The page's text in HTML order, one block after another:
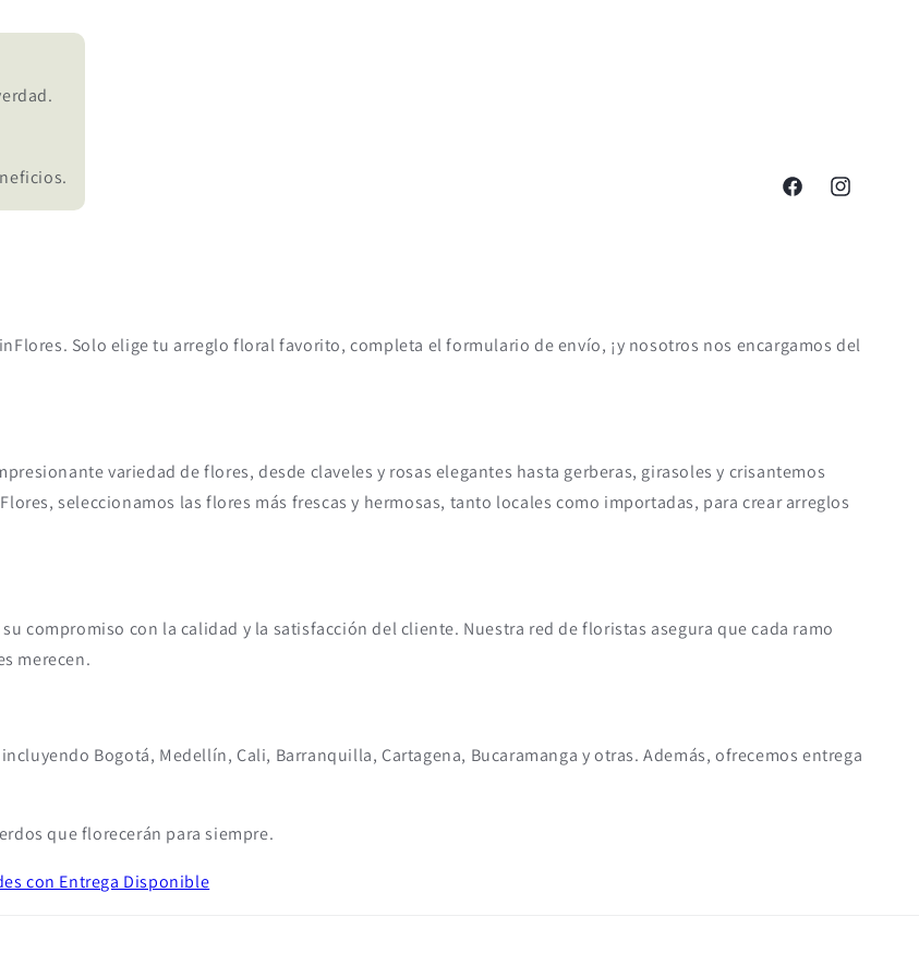
FacebookInstagram
Solo elige tu arreglo floral favorito, completa el formulario de envío, ¡y nosotros nos encargamos del
variedad de flores, desde claveles y rosas elegantes hasta gerberas, girasoles y crisantemos
seleccionamos las flores más frescas y hermosas, tanto locales como importadas, para crear arreglos
compromiso con la calidad y la satisfacción del cliente. Nuestra red de floristas asegura que cada ramo
merecen.
Bogotá, Medellín, Cali, Barranquilla, Cartagena, Bucaramanga y otras. Además, ofrecemos entrega
que florecerán para siempre.
con Entrega Disponible